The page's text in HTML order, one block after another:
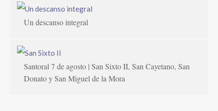
Un descanso integral
Santoral 7 de agosto | San Sixto II, San Cayetano, San
Donato y San Miguel de la Mora